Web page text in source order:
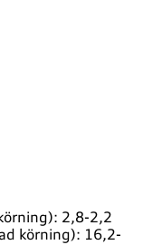
2,8-2,2
körning): 16,2-